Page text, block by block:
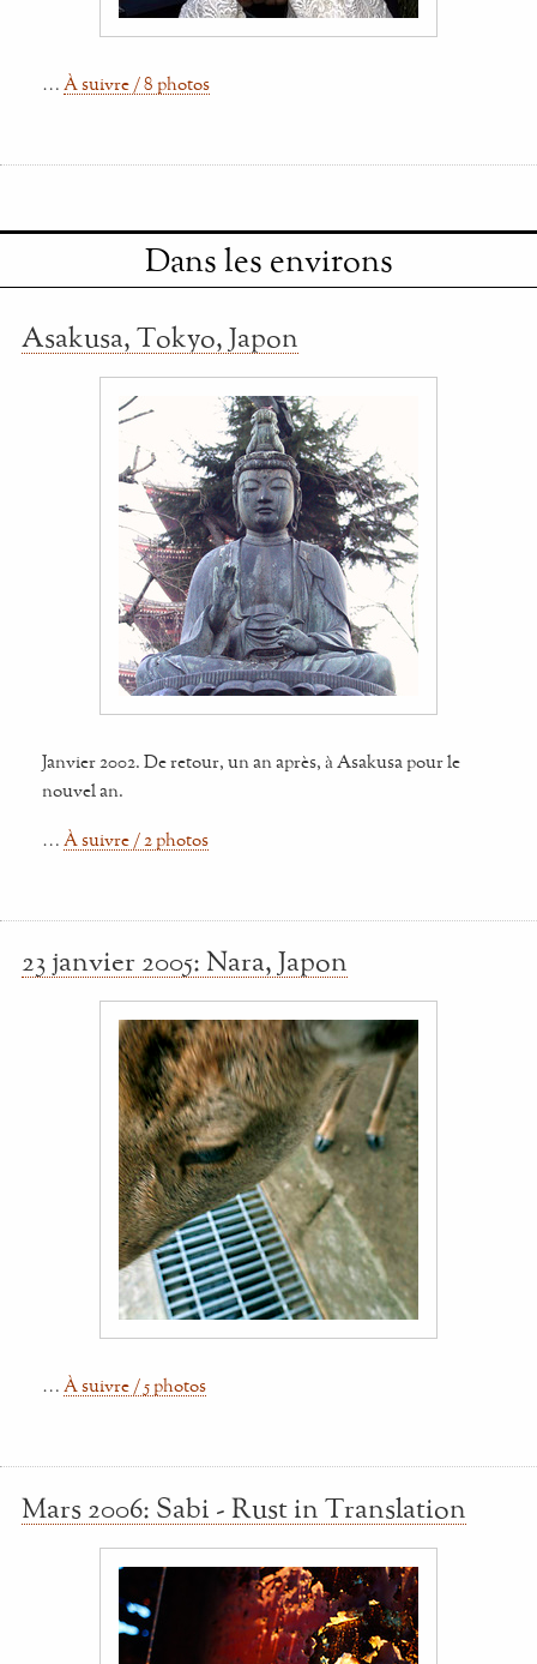
… À suivre / 8 photos
Dans les environs
Asakusa, Tokyo, Japon
Janvier 2002. De retour, un an après, à Asakusa pour le
nouvel an.
… À suivre / 2 photos
23 janvier 2005: Nara, Japon
… À suivre / 5 photos
Mars 2006: Sabi - Rust in Translation